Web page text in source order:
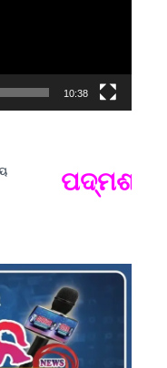
10:38
ପଦ୍ମଶ୍ରୀ